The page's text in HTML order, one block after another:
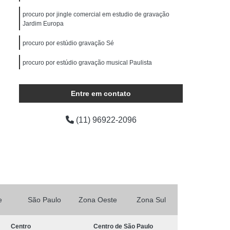
Feminina
Profissional
Fazer Mixagem de Músicas
Produtora de áudio Estudio
Produtora de Som
Produtora Som
procuro por jingle comercial em estudio de gravação
Jardim Europa
procuro por estúdio gravação Sé
procuro por estúdio gravação musical Paulista
Entre em contato
(11) 96922-2096
São Paulo Zona Oeste Zona Sul
Centro Centro de São Paulo